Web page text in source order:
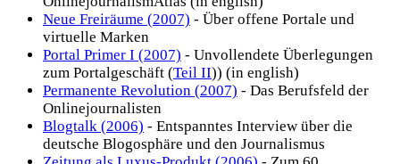
Neue Freiräume (2007) - Über offene Portale und
virtuelle Marken
Portal Primer I (2007) - Unvollendete Überlegungen
zum Portalgeschäft (Teil II)) (in english)
Permanente Revolution (2007) - Das Berufsfeld der
Onlinejournalisten
Blogtalk (2006) - Entspanntes Interview über die
deutsche Blogosphäre und den Journalismus